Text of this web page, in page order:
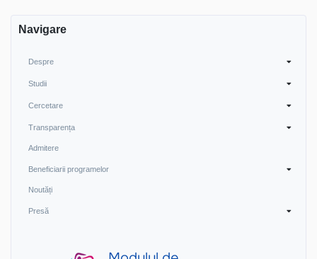
Navigare
Despre
Studii
Cercetare
Transparența
Admitere
Beneficiarii programelor
Noutăți
Presă